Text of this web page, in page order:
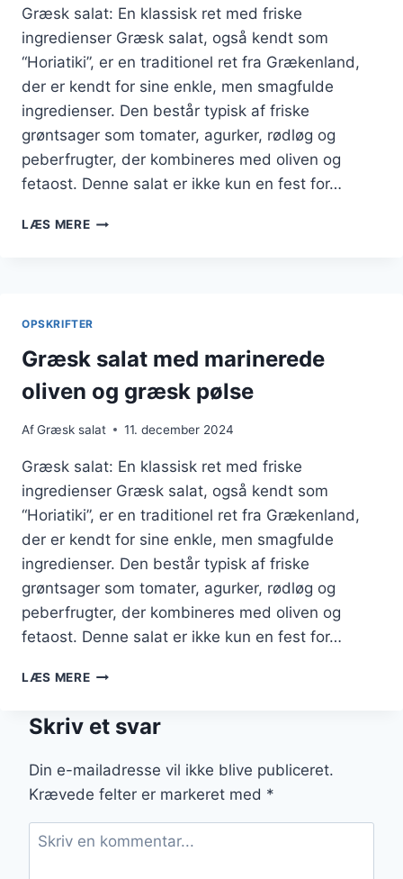
Græsk salat: En klassisk ret med friske
ingredienser Græsk salat, også kendt som
“Horiatiki”, er en traditionel ret fra Grækenland,
der er kendt for sine enkle, men smagfulde
ingredienser. Den består typisk af friske
grøntsager som tomater, agurker, rødløg og
peberfrugter, der kombineres med oliven og
fetaost. Denne salat er ikke kun en fest for…
LÆS MEREGRÆSK
OPSKRIFTER
Græsk salat med marinerede
oliven og græsk pølse
AfGræsk salat 11. december 2024
Græsk salat: En klassisk ret med friske
ingredienser Græsk salat, også kendt som
“Horiatiki”, er en traditionel ret fra Grækenland,
der er kendt for sine enkle, men smagfulde
ingredienser. Den består typisk af friske
grøntsager som tomater, agurker, rødløg og
peberfrugter, der kombineres med oliven og
fetaost. Denne salat er ikke kun en fest for…
LÆS MEREGRÆSK
MARINEREDE
OG
GRÆSK
PØLSE
Skriv et svar
Din e-mailadresse vil ikke blive publiceret.
Krævede felter er markeret med *